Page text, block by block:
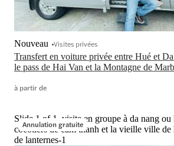
Transfert en voiture privée entre Hué et
le pass de Hai Van et la Montagne de
Nouveau Visites privées
à partir de
Annulation gratuite
Slide 1 of 1, visite en groupe à da nang
cocotiers de cam thanh et la vieille ville de
de lanternes-1